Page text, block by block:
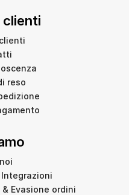
reso
Integrazioni
Evasione ordini